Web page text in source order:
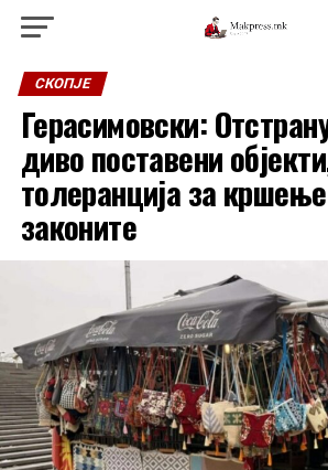
СКОПЈЕ
Герасимовски:
диво поставени
толеранција за
законите